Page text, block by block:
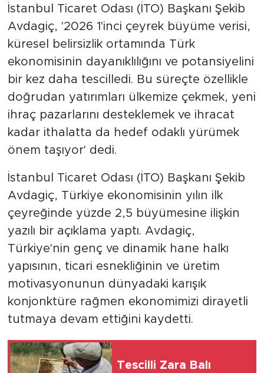
İstanbul Ticaret Odası (İTO) Başkanı Şekib
Avdagiç, '2026 1'inci çeyrek büyüme verisi,
küresel belirsizlik ortamında Türk
ekonomisinin dayanıklılığını ve potansiyelini
bir kez daha tescilledi. Bu süreçte özellikle
doğrudan yatırımları ülkemize çekmek, yeni
ihraç pazarlarını desteklemek ve ihracat
kadar ithalatta da hedef odaklı yürümek
önem taşıyor' dedi.
İstanbul Ticaret Odası (İTO) Başkanı Şekib
Avdagiç, Türkiye ekonomisinin yılın ilk
çeyreğinde yüzde 2,5 büyümesine ilişkin
yazılı bir açıklama yaptı. Avdagiç,
Türkiye'nin genç ve dinamik hane halkı
yapısının, ticari esnekliğinin ve üretim
motivasyonunun dünyadaki karışık
konjonktüre rağmen ekonomimizi dirayetli
tutmaya devam ettiğini kaydetti.
Tescilli Zara Balı